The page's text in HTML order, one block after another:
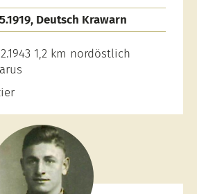
Deutsch Krawarn
1,2 km nordöstlich